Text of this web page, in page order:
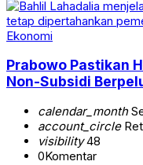
Ekonomi
Prabowo Pastikan
Non-Subsidi
calendar_month
account_circle
visibility48
0Komentar